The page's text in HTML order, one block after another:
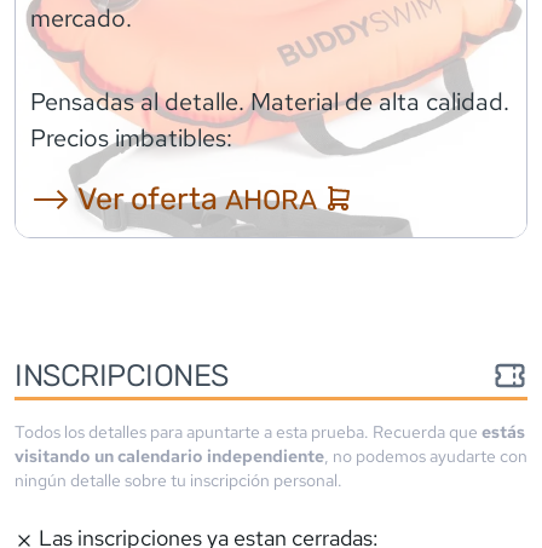
mercado.
Pensadas al detalle. Material de alta calidad.
Precios imbatibles:
⟶ Ver ofertaAHORA
INSCRIPCIONES
Todos los detalles para apuntarte a esta prueba. Recuerda que estás
visitando un calendario independiente, no podemos ayudarte con
ningún detalle sobre tu inscripción personal.
Las inscripciones ya estan cerradas: